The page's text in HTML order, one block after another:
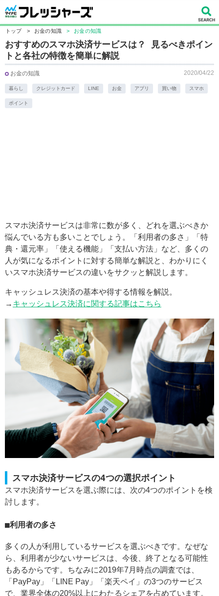
トップ > お金の知識 > お金の知識
おすすめのスマホ決済サービスは？ 見るべきポイン
トと各社の特徴を簡単に解説
お金の知識 2020/04/22
暮らし クレジットカード LINE お金 アプリ 買い物 スマホ
ポイント
スマホ決済サービスは非常に数が多く、どれを選ぶべきか
悩んでいる方も多いことでしょう。「利用者の多さ」「特
典・還元率」「使える機能」「支払い方法」など、多くの
人が気になるポイントに対する簡単な解説と、わかりにく
いスマホ決済サービスの違いをサクッと解説します。
キャッシュレス決済の基本や得する情報を解説。
→ キャッシュレス決済に関する記事はこちら
スマホ決済サービスの4つの選択ポイント
スマホ決済サービスを選ぶ際には、次の4つのポイントを検
討します。
利用者の多さ
多くの人が利用しているサービスを選ぶべきです。なぜな
ら、利用者が少ないサービスは、今後、終了となる可能性
もあるからです。ちなみに2019年7月時点の調査では、
「PayPay」「LINE Pay」「楽天ペイ」の3つのサービス
で、業界全体の20%以上にわたるシェアを占めています。